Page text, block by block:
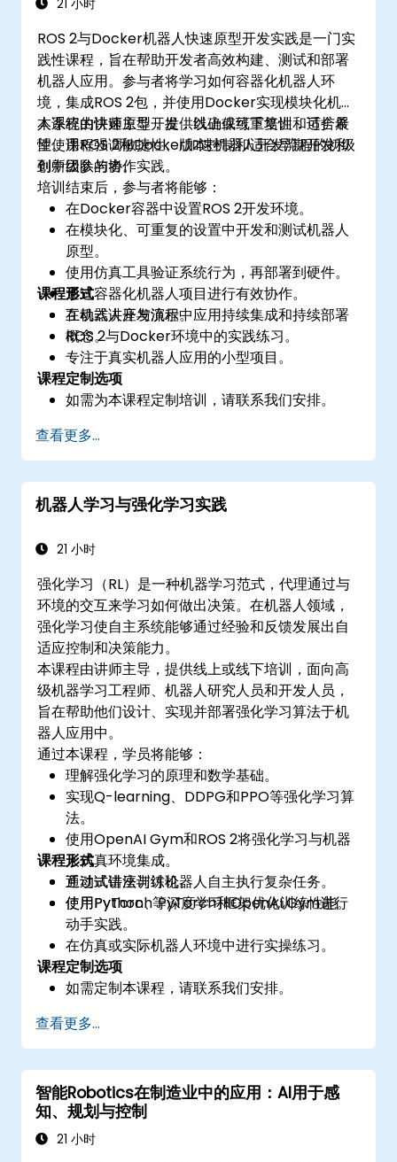
21 小时
ROS 2与Docker机器人快速原型开发实践是一门实
践性课程，旨在帮助开发者高效构建、测试和部署
机器人应用。参与者将学习如何容器化机器人环
境，集成ROS 2包，并使用Docker实现模块化机器
人系统的快速原型开发，以确保可重复性和可扩展
性。课程强调敏捷性、版本控制和适合早期开发和
创新团队的协作实践。
本课程由讲师主导，提供线上或线下培训，适合希
望使用ROS 2和Docker加速机器人开发流程的初级
到中级参与者。
培训结束后，参与者将能够：
在Docker容器中设置ROS 2开发环境。
在模块化、可重复的设置中开发和测试机器人
原型。
使用仿真工具验证系统行为，再部署到硬件。
通过容器化机器人项目进行有效协作。
在机器人开发流程中应用持续集成和持续部署
概念。
课程形式
互动式讲座与演示。
ROS 2与Docker环境中的实践练习。
专注于真实机器人应用的小型项目。
课程定制选项
如需为本课程定制培训，请联系我们安排。
查看更多...
机器人学习与强化学习实践
21 小时
强化学习（RL）是一种机器学习范式，代理通过与
环境的交互来学习如何做出决策。在机器人领域，
强化学习使自主系统能够通过经验和反馈发展出自
适应控制和决策能力。
本课程由讲师主导，提供线上或线下培训，面向高
级机器学习工程师、机器人研究人员和开发人员，
旨在帮助他们设计、实现并部署强化学习算法于机
器人应用中。
通过本课程，学员将能够：
理解强化学习的原理和数学基础。
实现Q-learning、DDPG和PPO等强化学习算
法。
使用OpenAI Gym和ROS 2将强化学习与机器
人仿真环境集成。
通过试错法训练机器人自主执行复杂任务。
使用PyTorch等深度学习框架优化训练性能。
课程形式
互动式讲座与讨论。
使用Python、PyTorch和OpenAI Gym进行
动手实践。
在仿真或实际机器人环境中进行实操练习。
课程定制选项
如需定制本课程，请联系我们安排。
查看更多...
智能Robotics在制造业中的应用：AI用于感
知、规划与控制
21 小时